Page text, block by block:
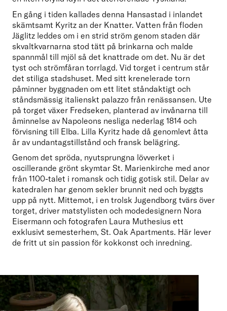
En gång i tiden kallades denna Hansastad i inlandet
skämtsamt Kyritz an der Knatter. Vatten från floden
Jäglitz leddes om i en strid ström genom staden där
skvaltkvarnarna stod tätt på brinkarna och malde
spannmål till mjöl så det knattrade om det. Nu är det
tyst och strömfåran torrlagd. Vid torget i centrum står
det stiliga stadshuset. Med sitt krenelerade torn
påminner byggnaden om ett litet ståndaktigt och
ståndsmässig italienskt palazzo från renässansen. Ute
på torget växer Fredseken, planterad av invånarna till
åminnelse av Napoleons nesliga nederlag 1814 och
förvisning till Elba. Lilla Kyritz hade då genomlevt åtta
Genom det spröda, nyutsprungna lövverket i
oscillerande grönt skymtar St. Marienkirche med anor
från 1100-talet i romansk och tidig gotisk stil. Delar av
katedralen har genom sekler brunnit ned och byggts
upp på nytt. Mittemot, i en trolsk Jugendborg tvärs över
torget, driver matstylisten och modedesignern Nora
Eisermann och fotografen Laura Muthesius ett
exklusivt semesterhem, St. Oak Apartments. Här lever